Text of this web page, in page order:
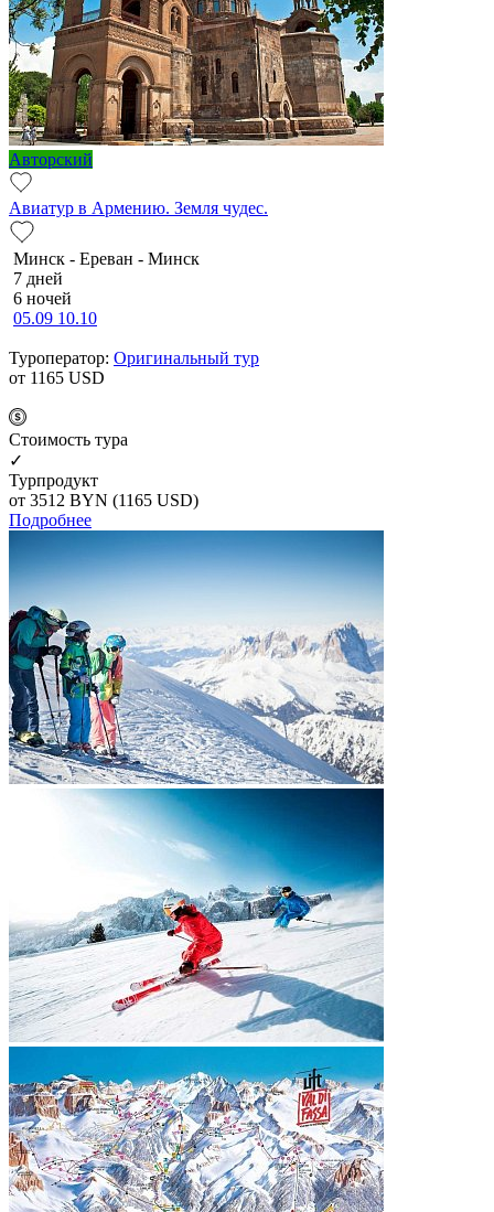
Авторский
Авиатур в Армению. Земля чудес.
Минск - Ереван - Минск
7 дней
6 ночей
05.09 10.10
Туроператор: Оригинальный тур
от 1165 USD
Cтоимость тура
✓
Турпродукт
от 3512 BYN (1165 USD)
Подробнее